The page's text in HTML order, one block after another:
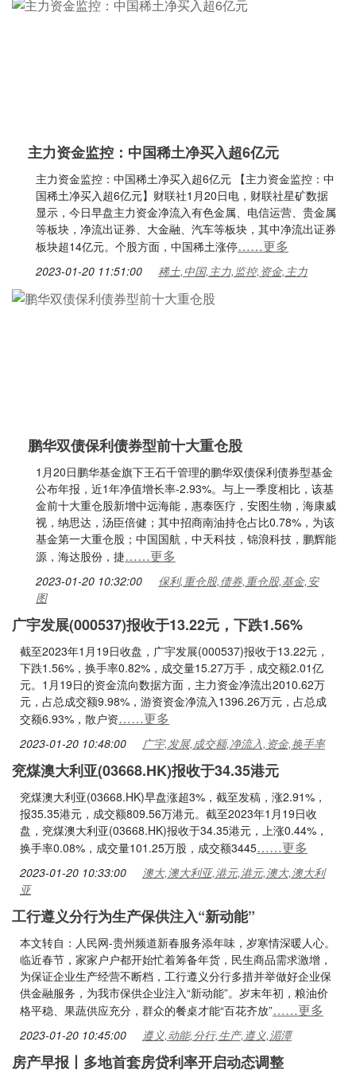
主力资金监控：中国稀土净买入超6亿元
主力资金监控：中国稀土净买入超6亿元 【主力资金监控：中
国稀土净买入超6亿元】财联社1月20日电，财联社星矿数据
显示，今日早盘主力资金净流入有色金属、电信运营、贵金属
等板块，净流出证券、大金融、汽车等板块，其中净流出证券
板块超14亿元。个股方面，中国稀土涨停……更多
2023-01-20 11:51:00 稀土,中国,主力,监控,资金,主力
鹏华双债保利债券型前十大重仓股
1月20日鹏华基金旗下王石千管理的鹏华双债保利债券型基金
公布年报，近1年净值增长率-2.93%。与上一季度相比，该基
金前十大重仓股新增中远海能，惠泰医疗，安图生物，海康威
视，纳思达，汤臣倍健；其中招商南油持仓占比0.78%，为该
基金第一大重仓股；中国国航，中天科技，锦浪科技，鹏辉能
源，海达股份，捷……更多
2023-01-20 10:32:00
保利,重仓股,债券,重仓股,基金,安
图
广宇发展(000537)报收于13.22元，下跌1.56%
截至2023年1月19日收盘，广宇发展(000537)报收于13.22元，
下跌1.56%，换手率0.82%，成交量15.27万手，成交额2.01亿
元。1月19日的资金流向数据方面，主力资金净流出2010.62万
元，占总成交额9.98%，游资资金净流入1396.26万元，占总成
交额6.93%，散户资……更多
2023-01-20 10:48:00 广宇,发展,成交额,净流入,资金,换手率
兖煤澳大利亚(03668.HK)报收于34.35港元
兖煤澳大利亚(03668.HK)早盘涨超3%，截至发稿，涨2.91%，
报35.35港元，成交额809.56万港元。截至2023年1月19日收
盘，兖煤澳大利亚(03668.HK)报收于34.35港元，上涨0.44%，
换手率0.08%，成交量101.25万股，成交额3445……更多
2023-01-20 10:33:00
澳大,澳大利亚,港元,港元,澳大,澳大利
亚
工行遵义分行为生产保供注入“新动能”
本文转自：人民网-贵州频道新春服务添年味，岁寒情深暖人心。
临近春节，家家户户都开始忙着筹备年货，民生商品需求激增，
为保证企业生产经营不断档，工行遵义分行多措并举做好企业保
供金融服务，为我市保供企业注入“新动能”。岁末年初，粮油价
格平稳、果蔬供应充分，群众的餐桌才能“百花齐放”……更多
2023-01-20 10:45:00 遵义,动能,分行,生产,遵义,湄潭
房产早报丨多地首套房贷利率开启动态调整